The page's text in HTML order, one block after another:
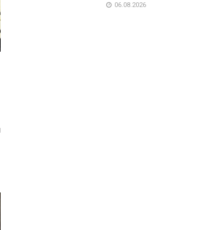
06.08.2026